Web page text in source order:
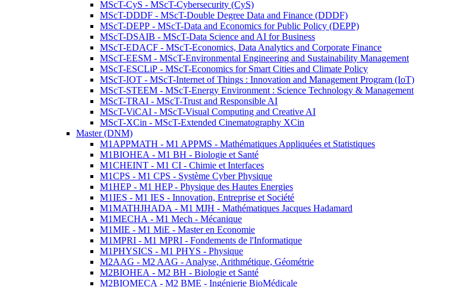
MScT-CyS - MScT-Cybersecurity (CyS)
MScT-DDDF - MScT-Double Degree Data and Finance (DDDF)
MScT-DEPP - MScT-Data and Economics for Public Policy (DEPP)
MScT-DSAIB - MScT-Data Science and AI for Business
MScT-EDACF - MScT-Economics, Data Analytics and Corporate Finance
MScT-EESM - MScT-Environmental Engineering and Sustainability Management
MScT-ESCLiP - MScT-Economics for Smart Cities and Climate Policy
MScT-IOT - MScT-Internet of Things : Innovation and Management Program (IoT)
MScT-STEEM - MScT-Energy Environment : Science Technology & Management
MScT-TRAI - MScT-Trust and Responsible AI
MScT-ViCAI - MScT-Visual Computing and Creative AI
MScT-XCin - MScT-Extended Cinematography XCin
Master (DNM)
M1APPMATH - M1 APPMS - Mathématiques Appliquées et Statistiques
M1BIOHEA - M1 BH - Biologie et Santé
M1CHEINT - M1 CI - Chimie et Interfaces
M1CPS - M1 CPS - Système Cyber Physique
M1HEP - M1 HEP - Physique des Hautes Energies
M1IES - M1 IES - Innovation, Entreprise et Société
M1MATHJHADA - M1 MJH - Mathématiques Jacques Hadamard
M1MECHA - M1 Mech - Mécanique
M1MIE - M1 MiE - Master en Economie
M1MPRI - M1 MPRI - Fondements de l'Informatique
M1PHYSICS - M1 PHYS - Physique
M2AAG - M2 AAG - Analyse, Arithmétique, Géométrie
M2BIOHEA - M2 BH - Biologie et Santé
M2BIOMECA - M2 BME - Ingénierie BioMédicale